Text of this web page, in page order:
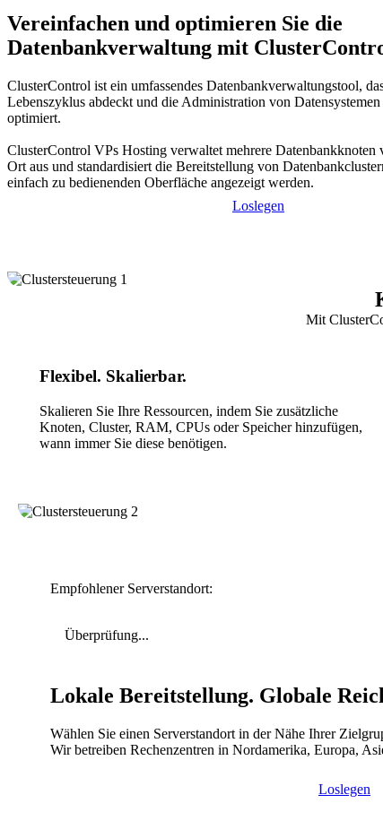
Vereinfachen und optimieren Sie die
Datenbankverwaltung mit
ClusterControl ist ein umfassendes Datenbankverwaltungstool,
Lebenszyklus abdeckt und die Administration von
optimiert.
ClusterControl VPs Hosting verwaltet mehrere Datenbankknoten
Ort aus und standardisiert die Bereitstellung von
einfach zu bedienenden Oberfläche angezeigt werden.
Loslegen
Mit
Flexibel. Skalierbar.
Skalieren Sie Ihre Ressourcen, indem Sie zusätzliche
Knoten, Cluster, RAM, CPUs oder Speicher hinzufügen,
wann immer Sie diese benötigen.
Empfohlener Serverstandort:
Überprüfung...
Lokale Bereitstellung. Globale
Wählen Sie einen Serverstandort in der Nähe Ihrer
Wir betreiben Rechenzentren in Nordamerika, Europa,
Loslegen